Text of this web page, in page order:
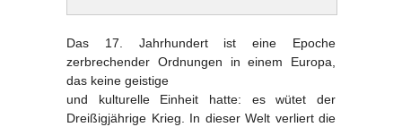
Das 17. Jahrhundert ist eine Epoche
zerbrechender Ordnungen in einem Europa,
das keine geistige
und kulturelle Einheit hatte: es wütet der
Dreißigjährige Krieg. In dieser Welt verliert die